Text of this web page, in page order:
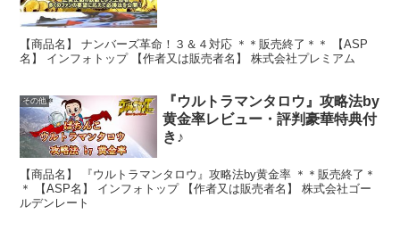
【商品名】 ナンバーズ革命！３＆４対応 ＊＊販売終了＊＊ 【ASP
名】 インフォトップ 【作者又は販売者名】 株式会社プレミアム
その他
『ウルトラマンタロウ』攻略法by
黄金率レビュー・評判豪華特典付
き♪
【商品名】 『ウルトラマンタロウ』攻略法by黄金率 ＊＊販売終了＊
＊ 【ASP名】 インフォトップ 【作者又は販売者名】 株式会社ゴー
ルデンレート